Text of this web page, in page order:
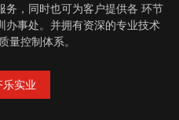
务，同时也可为客户提供各 环节
办事处。并拥有资深的专业技术
量控制体系。
乐实业